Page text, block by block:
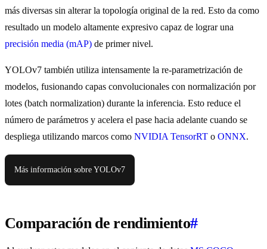
más diversas sin alterar la topología original de la red. Esto da como
resultado un modelo altamente expresivo capaz de lograr una
precisión media (mAP) de primer nivel.
YOLOv7 también utiliza intensamente la re-parametrización de
modelos, fusionando capas convolucionales con normalización por
lotes (batch normalization) durante la inferencia. Esto reduce el
número de parámetros y acelera el pase hacia adelante cuando se
despliega utilizando marcos como NVIDIA TensorRT o ONNX.
Más información sobre YOLOv7
Comparación de rendimiento#